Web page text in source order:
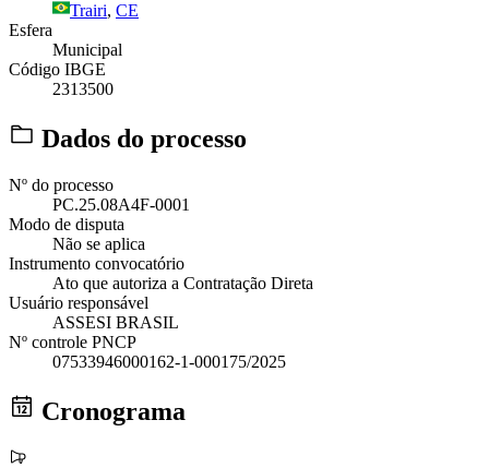
Trairi, CE
Esfera
Municipal
Código IBGE
2313500
Dados do processo
Nº do processo
PC.25.08A4F-0001
Modo de disputa
Não se aplica
Instrumento convocatório
Ato que autoriza a Contratação Direta
Usuário responsável
ASSESI BRASIL
Nº controle PNCP
07533946000162-1-000175/2025
Cronograma